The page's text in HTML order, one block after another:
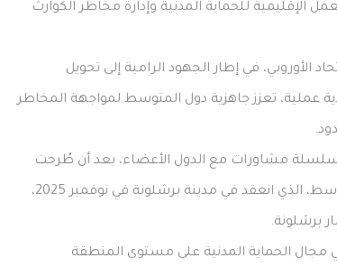
الإقليمية للحماية المدنية وإدارة مخاطر الكوارث
الأوروبي، في إطار الجهود الرامية إلى تحويل
عملية، تعزز جاهزية دول المتوسط لمواجهة المخاطر
قد اعتمدت رسميًا في أبريل 2026، عقب سلسلة مشاورات مع الدول الأعضاء، بعد أن طُرحت
لأول مرة خلال المنتدى الإقليمي العاشر للاتحاد من أجل المتوسط، الذي انعقد في مدينة برشلونة في نوفمبر 2025،
مجال الحماية المدنية على مستوى المنطقة